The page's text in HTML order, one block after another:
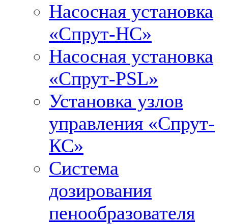
Насосная установка
«Спрут-НС»
Насосная установка
«Спрут-PSL»
Установка узлов
управления «Спрут-
КС»
Система
дозирования
пенообразователя